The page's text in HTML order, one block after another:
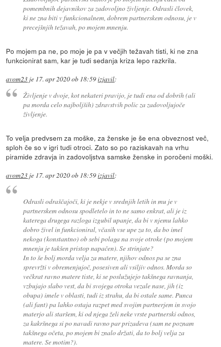
pomembnih dejavnikov za zadovoljno življenje. Odrasli človek,
ki ne zna biti v funkcionalnem, dobrem partnerskem odnosu, je v
precejšnjih težavah, po mojem mnenju.
Po mojem pa ne, po moje je pa v večjih težavah tisti, ki ne zna
funkcionirat sam, kar je tudi sedanja kriza lepo razkrila.
avom23 je 17. apr 2020 ob 18:59izjavil:
Življenje v dvoje, kot nekateri pravijo, je tudi ena od dobrih (ali
pa morda celo najboljših) zdravstvih polic za zadovoljujoče
življenje.
To velja predvsem za moške, za ženske je še ena obveznost več,
sploh če so v igri tudi otroci. Zato so po raziskavah na vrhu
piramide zdravja in zadovoljstva samske ženske in poročeni moški.
avom23 je 17. apr 2020 ob 18:59izjavil:
Odrasli odraščajoči, ki je nekje v srednjih letih in mu je v
partnerskem odnosu spodletelo in to ne samo enkrat, ali je iz
katerega drugega razloga izgubil upanje, da bi v njemu lahko
dobro živel in funkcioniral, včasih vse upe za to, da bo imel
nekoga (konstantno) ob sebi polaga na svoje otroke (po mojem
mnenju je takšen pristop napačen). Se strinjate?
In to še bolj morda velja za matere, njihov odnos pa se zna
sprevržti v obremenjujoč, posesiven ali vsiljiv odnos. Morda so
večkrat ravno matere tiste, ki se poslužujejo takšnega ravnanja,
vzbujajo slabo vest, da bi svojega otroka vezale nase, jih (iz
obupa) imele v oblasti, tudi iz strahu, da bi ostale same. Punca
(ali fant) pa lahko ostaja razpet med svojim partnerjem in svojo
materjo ali staršem, ki od njega želi neke vrste partnerski odnos,
za kakršnega si po navadi ravno par prizadeva (sam ne poznam
takšnega očeta, po mojem bi znalo držati, da to bolj velja za
matere. Se motim?).